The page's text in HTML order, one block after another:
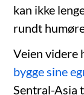
kan ikke
rundt
Veien videre
bygge sine
Sentral-Asia